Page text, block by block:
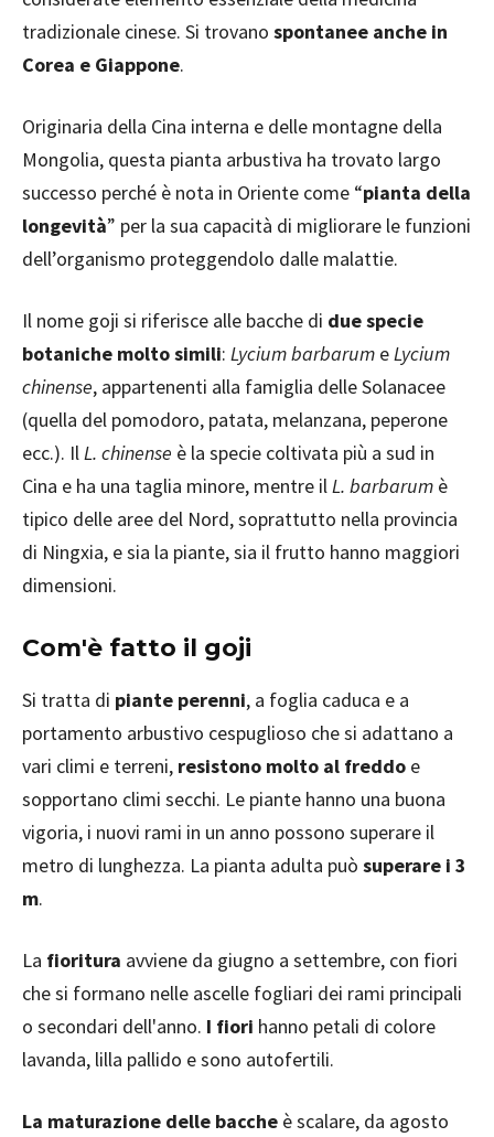
tradizionale cinese. Si trovano spontanee anche in
Corea e Giappone.
Originaria della Cina interna e delle montagne della
Mongolia, questa pianta arbustiva ha trovato largo
successo perché è nota in Oriente come “pianta della
longevità” per la sua capacità di migliorare le funzioni
dell’organismo proteggendolo dalle malattie.
Il nome goji si riferisce alle bacche di due specie
botaniche molto simili: Lycium barbarum eLycium
chinense, appartenenti alla famiglia delle Solanacee
(quella del pomodoro, patata, melanzana, peperone
ecc.). IlL. chinense è la specie coltivata più a sud in
Cina e ha una taglia minore, mentre ilL. barbarum è
tipico delle aree del Nord, soprattutto nella provincia
di Ningxia, e sia la piante, sia il frutto hanno maggiori
dimensioni.
Com'è fatto il goji
Si tratta di piante perenni, a foglia caduca e a
portamento arbustivo cespuglioso che si adattano a
vari climi e terreni, resistono molto al freddo e
sopportano climi secchi. Le piante hanno una buona
vigoria, i nuovi rami in un anno possono superare il
metro di lunghezza. La pianta adulta può superare i 3
m.
La fioritura avviene da giugno a settembre, con fiori
che si formano nelle ascelle fogliari dei rami principali
o secondari dell'anno. I fiori hanno petali di colore
lavanda, lilla pallido e sono autofertili.
La maturazione delle bacche è scalare, da agosto